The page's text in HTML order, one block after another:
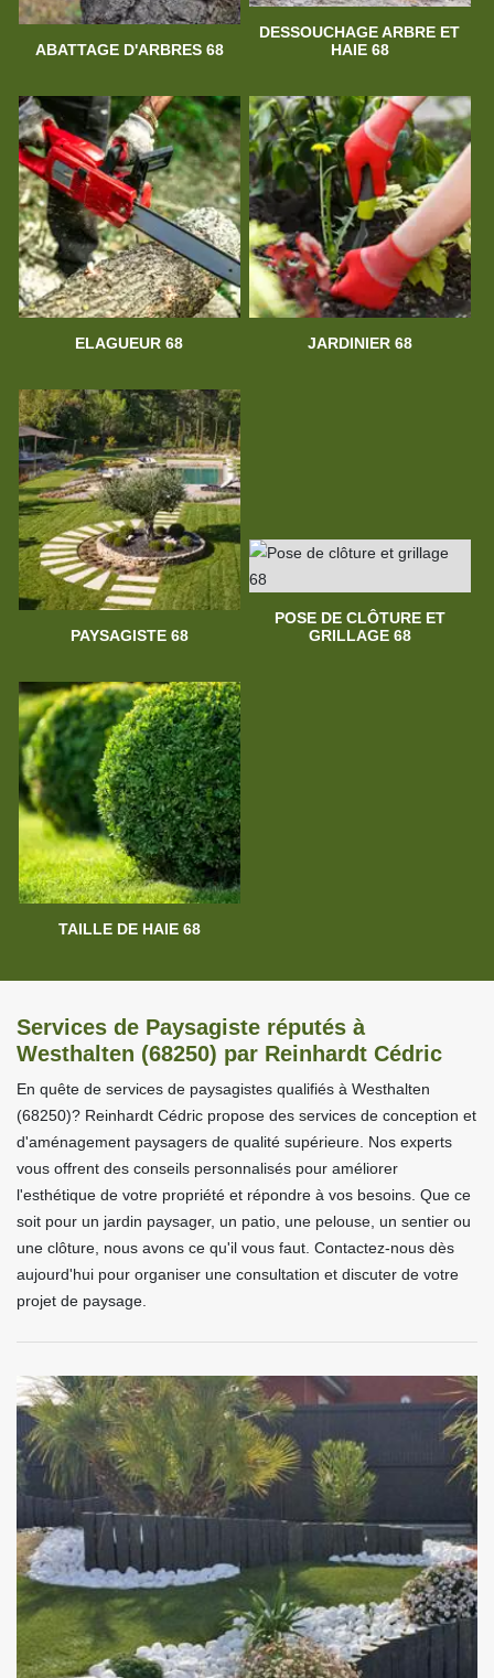
ABATTAGE D'ARBRES 68
DESSOUCHAGE ARBRE ET
HAIE 68
ELAGUEUR 68 JARDINIER 68
PAYSAGISTE 68
POSE DE CLÔTURE ET
GRILLAGE 68
TAILLE DE HAIE 68
Services de Paysagiste réputés à
Westhalten (68250) par Reinhardt Cédric
En quête de services de paysagistes qualifiés à Westhalten
(68250)? Reinhardt Cédric propose des services de conception et
d'aménagement paysagers de qualité supérieure. Nos experts
vous offrent des conseils personnalisés pour améliorer
l'esthétique de votre propriété et répondre à vos besoins. Que ce
soit pour un jardin paysager, un patio, une pelouse, un sentier ou
une clôture, nous avons ce qu'il vous faut. Contactez-nous dès
aujourd'hui pour organiser une consultation et discuter de votre
projet de paysage.